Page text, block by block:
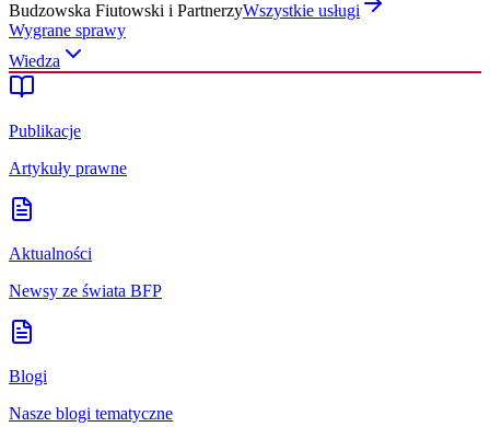
Budzowska Fiutowski i PartnerzyWszystkie usługi
Wygrane sprawy
Wiedza
Publikacje
Artykuły prawne
Aktualności
Newsy ze świata BFP
Blogi
Nasze blogi tematyczne